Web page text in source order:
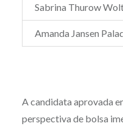
Sabrina Thurow
Amanda Jansen
A candidata aprovada
perspectiva de bolsa